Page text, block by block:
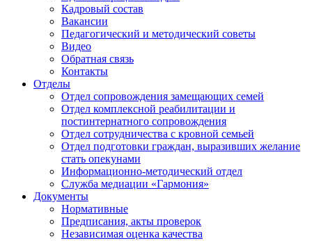
Кадровый состав
Вакансии
Педагогический и методический советы
Видео
Обратная связь
Контакты
Отделы
Отдел сопровождения замещающих семей
Отдел комплексной реабилитации и
постинтернатного сопровождения
Отдел сотрудничества с кровной семьей
Отдел подготовки граждан, выразивших желание
стать опекунами
Информационно-методический отдел
Служба медиации «Гармония»
Документы
Нормативные
Предписания, акты проверок
Независимая оценка качества